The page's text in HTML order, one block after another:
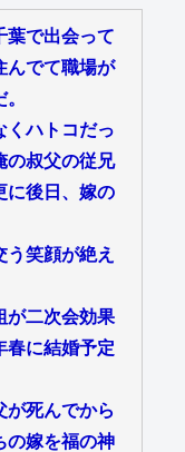
葉で出会って
んでて職場が
くハトコだっ
の叔父の従兄
後日、嫁の
笑顔が絶え
が二次会効果
春に結婚予定
が死んでから
の嫁を福の神